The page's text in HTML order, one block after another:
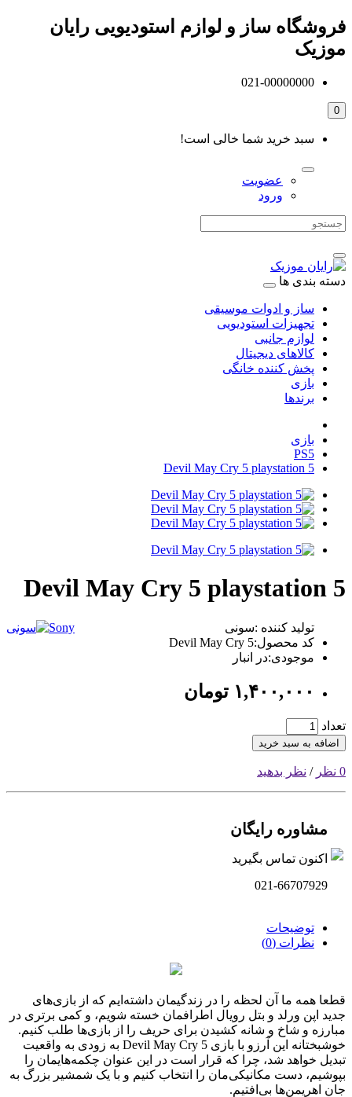
فروشگاه ساز و لوازم استودیویی رایان
موزیک
021-00000000
0
سبد خرید شما خالی است!
عضویت
ورود
دسته بندی ها
ساز و ادوات موسیقی
تجهیزات استودیویی
لوازم جانبی
کالاهای دیجیتال
پخش کننده خانگی
بازی
برندها
بازی
PS5
Devil May Cry 5 playstation 5
Devil May Cry 5 playstation 5
تولید کننده :سونی
Sony
کد محصول:Devil May Cry 5
موجودی:در انبار
١,۴٠٠,٠٠٠ تومان
تعداد
اضافه به سبد خرید
0 نظر / نظر بدهید
مشاوره رایگان
اکنون تماس بگیرید
021-66707929
توضیحات
نظرات (0)
قطعا همه ما آن لحظه را در زندگیمان داشته‌ایم که از بازی‌های
جدید اپن ورلد و بتل رویال اطرافمان خسته شویم، و کمی برتری در
مبارزه و شاخ و شانه کشیدن برای حریف را از بازی‌ها طلب کنیم.
خوشبختانه این آرزو با بازی Devil May Cry 5 به زودی به واقعیت
تبدیل خواهد شد، چرا که قرار است در این عنوان چکمه‌هایمان را
بپوشیم، دست مکانیکی‌مان را انتخاب کنیم و با یک شمشیر بزرگ به
جان اهریمن‌ها بی‌افتیم.